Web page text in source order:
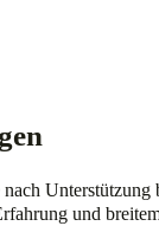
nach
und